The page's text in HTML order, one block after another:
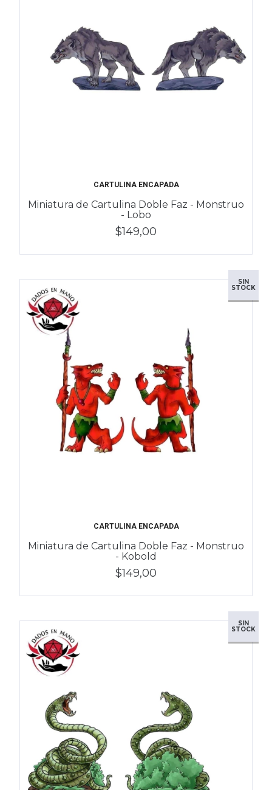
CARTULINA ENCAPADA
Miniatura de Cartulina Doble Faz - Monstruo
- Lobo
$149,00
SIN
STOCK
CARTULINA ENCAPADA
Miniatura de Cartulina Doble Faz - Monstruo
- Kobold
$149,00
SIN
STOCK